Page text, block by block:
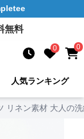
無料
0 0
人気ランキング
リネン素材 大人の